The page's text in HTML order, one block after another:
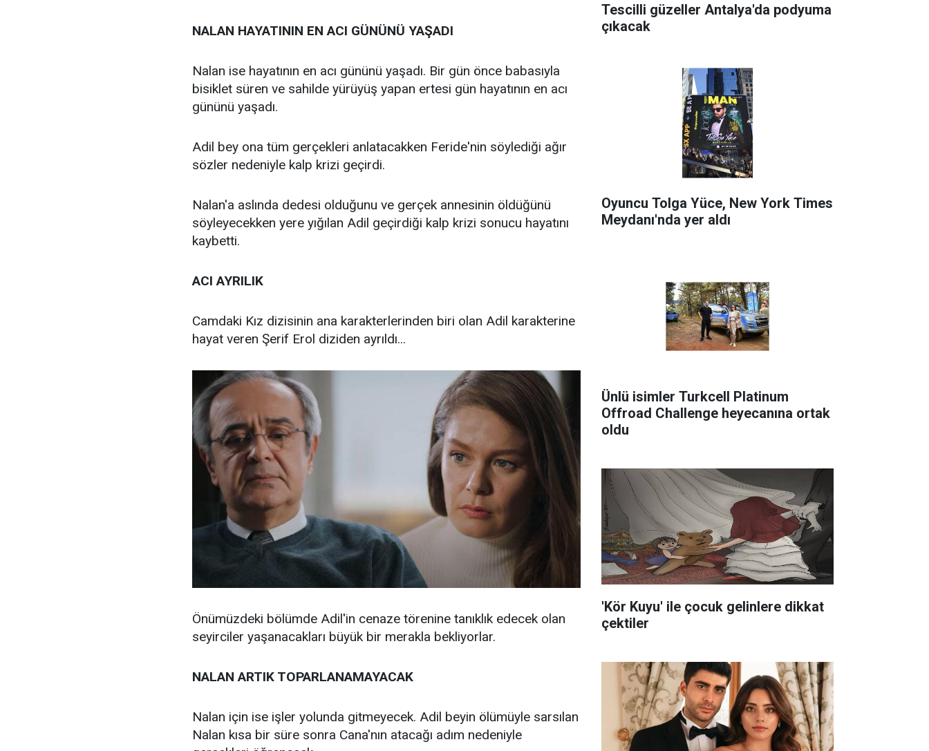
NALAN HAYATININ EN ACI GÜNÜNÜ YAŞADI
Nalan ise hayatının en acı gününü yaşadı. Bir gün önce babasıyla
bisiklet süren ve sahilde yürüyüş yapan ertesi gün hayatının en acı
gününü yaşadı.
Adil bey ona tüm gerçekleri anlatacakken Feride'nin söylediği ağır
sözler nedeniyle kalp krizi geçirdi.
Nalan'a aslında dedesi olduğunu ve gerçek annesinin öldüğünü
söyleyecekken yere yığılan Adil geçirdiği kalp krizi sonucu hayatını
kaybetti.
ACI AYRILIK
Camdaki Kız dizisinin ana karakterlerinden biri olan Adil karakterine
hayat veren Şerif Erol diziden ayrıldı...
Önümüzdeki bölümde Adil'in cenaze törenine tanıklık edecek olan
seyirciler yaşanacakları büyük bir merakla bekliyorlar.
NALAN ARTIK TOPARLANAMAYACAK
Nalan için ise işler yolunda gitmeyecek. Adil beyin ölümüyle sarsılan
Nalan kısa bir süre sonra Cana'nın atacağı adım nedeniyle
Tescilli güzeller Antalya'da podyuma
çıkacak
Oyuncu Tolga Yüce, New York Times
Meydanı'nda yer aldı
Ünlü isimler Turkcell Platinum
Offroad Challenge heyecanına ortak
oldu
'Kör Kuyu' ile çocuk gelinlere dikkat
çektiler